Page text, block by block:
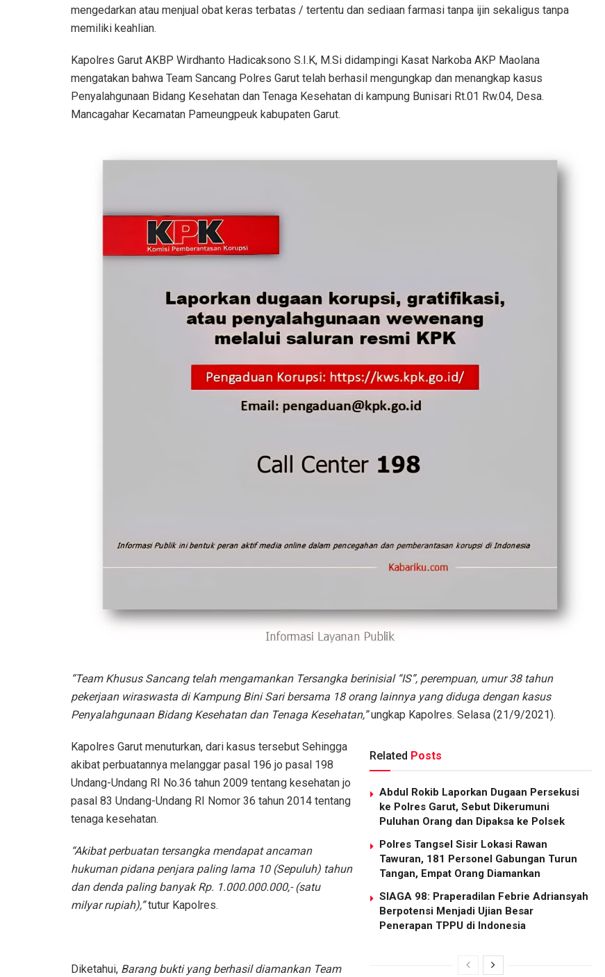
mengedarkan atau menjual obat keras terbatas / tertentu dan sediaan farmasi tanpa ijin sekaligus tanpa
memiliki keahlian.
Kapolres Garut AKBP Wirdhanto Hadicaksono S.I.K, M.Si didampingi Kasat Narkoba AKP Maolana
mengatakan bahwa Team Sancang Polres Garut telah berhasil mengungkap dan menangkap kasus
Penyalahgunaan Bidang Kesehatan dan Tenaga Kesehatan di kampung Bunisari Rt.01 Rw.04, Desa.
Mancagahar Kecamatan Pameungpeuk kabupaten Garut.
“Team Khusus Sancang telah mengamankan Tersangka berinisial “IS”, perempuan, umur 38 tahun
pekerjaan wiraswasta di Kampung Bini Sari bersama 18 orang lainnya yang diduga dengan kasus
Penyalahgunaan Bidang Kesehatan dan Tenaga Kesehatan,”ungkap Kapolres. Selasa (21/9/2021).
Related Posts
Abdul Rokib Laporkan Dugaan Persekusi
ke Polres Garut, Sebut Dikerumuni
Puluhan Orang dan Dipaksa ke Polsek
Polres Tangsel Sisir Lokasi Rawan
Tawuran, 181 Personel Gabungan Turun
Tangan, Empat Orang Diamankan
SIAGA 98: Praperadilan Febrie Adriansyah
Berpotensi Menjadi Ujian Besar
Penerapan TPPU di Indonesia
Kapolres Garut menuturkan, dari kasus tersebut Sehingga
akibat perbuatannya melanggar pasal 196 jo pasal 198
Undang-Undang RI No.36 tahun 2009 tentang kesehatan jo
pasal 83 Undang-Undang RI Nomor 36 tahun 2014 tentang
tenaga kesehatan.
“Akibat perbuatan tersangka mendapat ancaman
hukuman pidana penjara paling lama 10 (Sepuluh) tahun
dan denda paling banyak Rp. 1.000.000.000,- (satu
milyar rupiah),”tutur Kapolres.
Diketahui, Barang bukti yang berhasil diamankan Team